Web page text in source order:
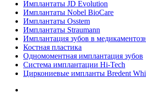
Имплантаты JD Evolution
Имплантаты Nobel BioСare
Имплантаты Osstem
Имплантаты Straumann
Имплантация зубов в
Костная пластика
Одномоментная имплантация зубов
Система имплантации Hi-Tech
Циркониевые импланты Bredent